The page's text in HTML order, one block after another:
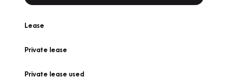
Lease
Private lease
Private lease used